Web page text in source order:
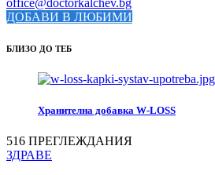
ДОБАВИ В ЛЮБИМИ
БЛИЗО ДО ТЕБ
Хранителна добавка W-LOSS
516 ПРЕГЛЕЖДАНИЯ
ЗДРАВЕ